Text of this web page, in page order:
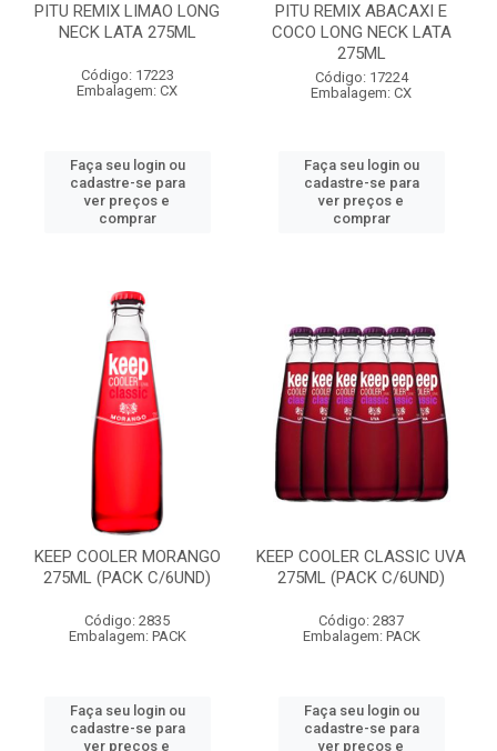
PITU REMIX LIMAO LONG
NECK LATA 275ML
Código: 17223
Embalagem: CX
Faça seu login ou
cadastre-se para
ver preços e
comprar
PITU REMIX ABACAXI E
COCO LONG NECK LATA
275ML
Código: 17224
Embalagem: CX
Faça seu login ou
cadastre-se para
ver preços e
comprar
KEEP COOLER MORANGO
275ML (PACK C/6UND)
Código: 2835
Embalagem: PACK
Faça seu login ou
cadastre-se para
ver preços e
KEEP COOLER CLASSIC UVA
275ML (PACK C/6UND)
Código: 2837
Embalagem: PACK
Faça seu login ou
cadastre-se para
ver preços e